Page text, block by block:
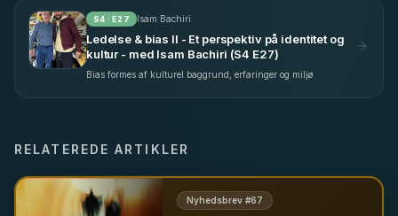
S4 · E27 Isam Bachiri
Ledelse & bias II - Et perspektiv på identitet og
kultur - med Isam Bachiri (S4 E27)
Bias formes af kulturel baggrund, erfaringer og miljø
RELATEREDE ARTIKLER
Nyhedsbrev #67